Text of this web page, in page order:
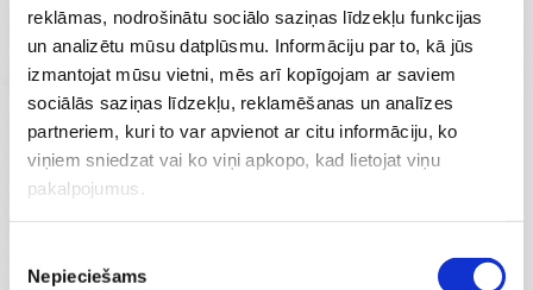
reklāmas, nodrošinātu sociālo saziņas līdzekļu funkcijas
un analizētu mūsu datplūsmu. Informāciju par to, kā jūs
izmantojat mūsu vietni, mēs arī kopīgojam ar saviem
sociālās saziņas līdzekļu, reklamēšanas un analīzes
partneriem, kuri to var apvienot ar citu informāciju, ko
viņiem sniedzat vai ko viņi apkopo, kad lietojat viņu
pakalpojumus.
izvēle
Nepieciešams